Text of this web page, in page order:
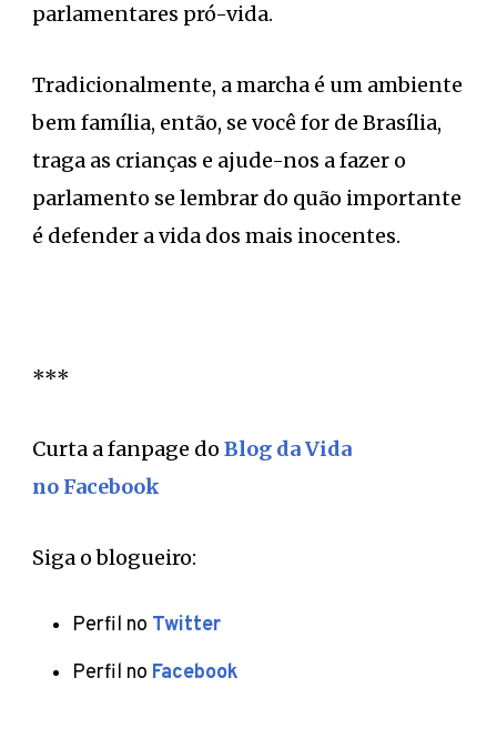
parlamentares pró-vida.
Tradicionalmente, a marcha é um ambiente
bem família, então, se você for de Brasília,
traga as crianças e ajude-nos a fazer o
parlamento se lembrar do quão importante
é defender a vida dos mais inocentes.
***
Curta a fanpage do Blog da Vida
no Facebook
Siga o blogueiro:
Perfil no Twitter
Perfil no Facebook